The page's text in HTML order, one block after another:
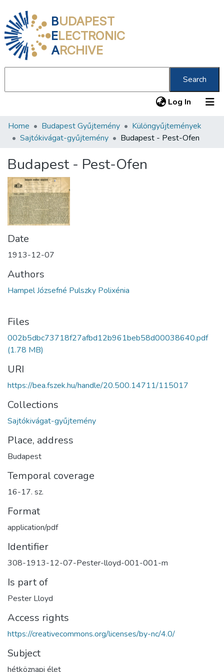
BUDAPEST
ELECTRONIC
ARCHIVE
Search
Log In (current)
Communities & Collections
Statistics
About us
Home Budapest Gyűjtemény
Különgyűjtemények
Sajtókivágat-gyűjtemény
Budapest - Pest-Ofen
Budapest - Pest-Ofen
Date
1913-12-07
Authors
Hampel Józsefné Pulszky Polixénia
Files
002b5dbc73718f27afbd12b961beb58d00038640.pdf
(1.78 MB)
URI
https://bea.fszek.hu/handle/20.500.14711/115017
Collections
Sajtókivágat-gyűjtemény
Place, address
Budapest
Temporal coverage
16-17. sz.
Format
application/pdf
Identifier
308-1913-12-07-Pester-lloyd-001-001-m
Is part of
Pester Lloyd
Access rights
https://creativecommons.org/licenses/by-nc/4.0/
Subject
hétköznapi élet